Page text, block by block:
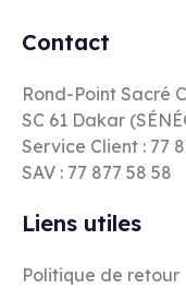
Contact
Rond-Point Sacré
SC 61 Dakar
Service Client : 77
SAV : 77 877 58 58
Liens utiles
Politique de retour